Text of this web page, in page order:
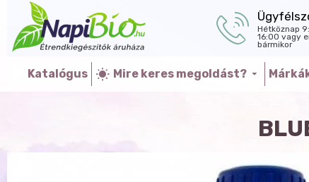
Hétköznap
16:00 vagy
bármikor
Katalógus Mire keres megoldást?